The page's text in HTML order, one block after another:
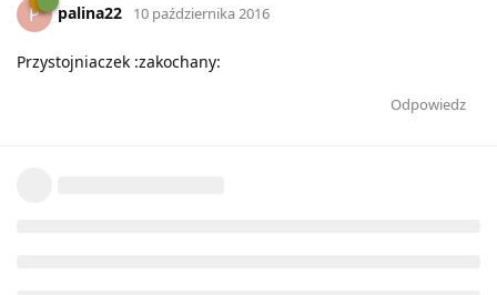
P palina22 10 października 2016
Przystojniaczek :zakochany:
Odpowiedz